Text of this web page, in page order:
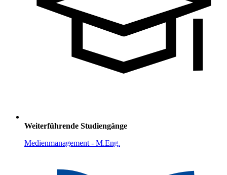
Weiterführende Studiengänge
Medienmanagement - M.Eng.